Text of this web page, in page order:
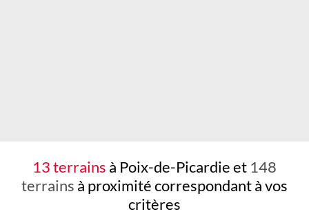
13 terrains à Poix-de-Picardie et 148
terrains à proximitécorrespondant à vos
critères